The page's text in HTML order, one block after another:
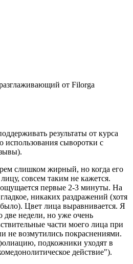
результаты от курса
использования сыворотки с
слишком жирный, но когда его
совсем таким не кажется.
первые 2-3 минуты. На
никаких раздражений (хотя
Цвет лица выравнивается. Я
две недели, но уже очень
части моего лица при
не возмутились покраснениями.
подкожники уходят в
действие").